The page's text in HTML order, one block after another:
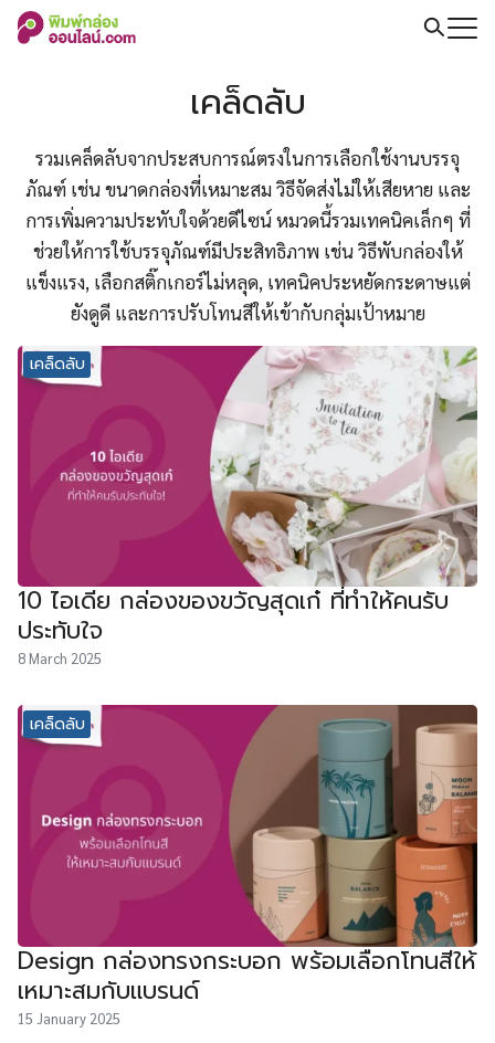
Skip
เคล็ดลับ
รวมเคล็ดลับจากประสบการณ์ตรงในการเลือกใช้งานบรรจุ
ภัณฑ์ เช่น ขนาดกล่องที่เหมาะสม วิธีจัดส่งไม่ให้เสียหาย และ
การเพิ่มความประทับใจด้วยดีไซน์ หมวดนี้รวมเทคนิคเล็กๆ ที่
ช่วยให้การใช้บรรจุภัณฑ์มีประสิทธิภาพ เช่น วิธีพับกล่องให้
แข็งแรง, เลือกสติ๊กเกอร์ไม่หลุด, เทคนิคประหยัดกระดาษแต่
ยังดูดี และการปรับโทนสีให้เข้ากับกลุ่มเป้าหมาย
เคล็ดลับ
10 ไอเดีย กล่องของขวัญสุดเก๋ ที่ทำให้คนรับ
ประทับใจ
8 March 2025
เคล็ดลับ
Design กล่องทรงกระบอก พร้อมเลือกโทนสีให้
เหมาะสมกับแบรนด์
15 January 2025